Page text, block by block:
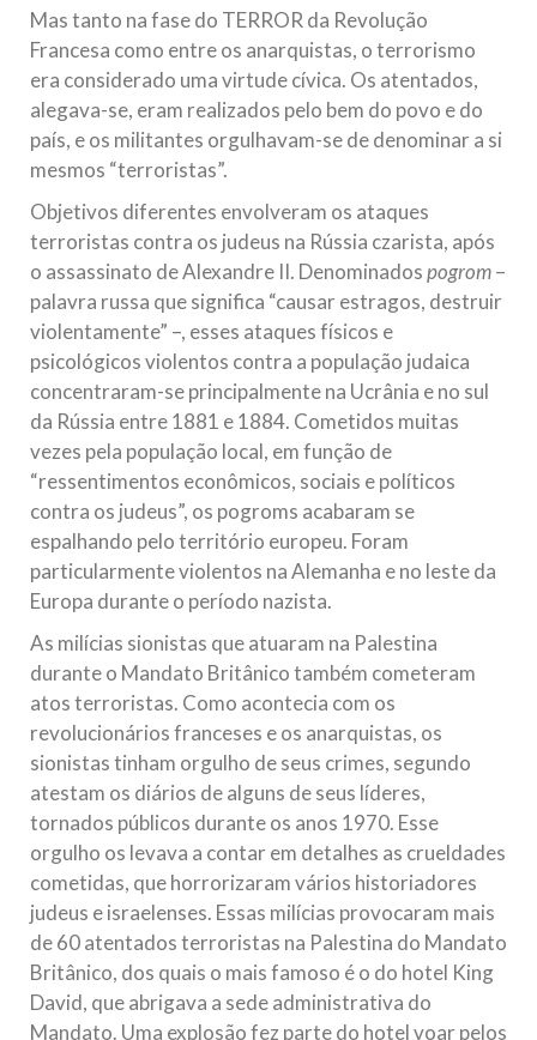
Mas tanto na fase do TERROR da Revolução
Francesa como entre os anarquistas, o terrorismo
era considerado uma virtude cívica. Os atentados,
alegava-se, eram realizados pelo bem do povo e do
país, e os militantes orgulhavam-se de denominar a si
mesmos “terroristas”.
Objetivos diferentes envolveram os ataques
terroristas contra os judeus na Rússia czarista, após
o assassinato de Alexandre II. Denominadospogrom–
palavra russa que significa “causar estragos, destruir
violentamente” –, esses ataques físicos e
psicológicos violentos contra a população judaica
concentraram-se principalmente na Ucrânia e no sul
da Rússia entre 1881 e 1884. Cometidos muitas
vezes pela população local, em função de
“ressentimentos econômicos, sociais e políticos
contra os judeus”, os pogroms acabaram se
espalhando pelo território europeu. Foram
particularmente violentos na Alemanha e no leste da
Europa durante o período nazista.
As milícias sionistas que atuaram na Palestina
durante o Mandato Britânico também cometeram
atos terroristas. Como acontecia com os
revolucionários franceses e os anarquistas, os
sionistas tinham orgulho de seus crimes, segundo
atestam os diários de alguns de seus líderes,
tornados públicos durante os anos 1970. Esse
orgulho os levava a contar em detalhes as crueldades
cometidas, que horrorizaram vários historiadores
judeus e israelenses. Essas milícias provocaram mais
de 60 atentados terroristas na Palestina do Mandato
Britânico, dos quais o mais famoso é o do hotel King
David, que abrigava a sede administrativa do
Mandato. Uma explosão fez parte do hotel voar pelos